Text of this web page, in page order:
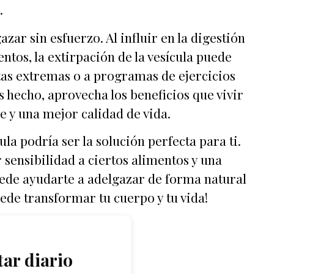
sin esfuerzo. Al influir en la digestión
la extirpación de la vesícula puede
extremas o a programas de ejercicios
hecho, aprovecha los beneficios que vivir
y una mejor calidad de vida.
podría ser la solución perfecta para ti.
a ciertos alimentos y una
ayudarte a adelgazar de forma natural
transformar tu cuerpo y tu vida!
diario